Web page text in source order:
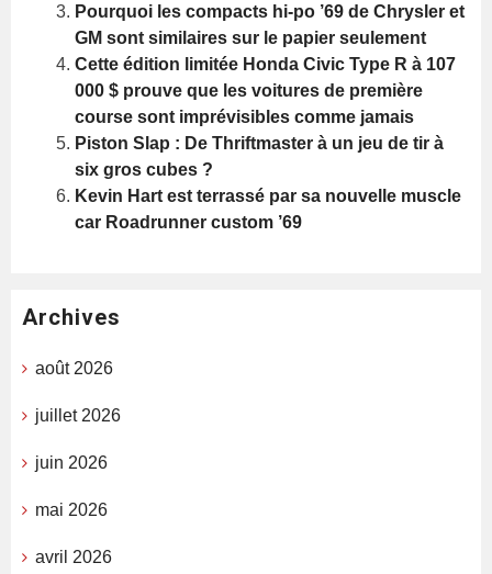
Pourquoi les compacts hi-po ’69 de Chrysler et
GM sont similaires sur le papier seulement
Cette édition limitée Honda Civic Type R à 107
000 $ prouve que les voitures de première
course sont imprévisibles comme jamais
Piston Slap : De Thriftmaster à un jeu de tir à
six gros cubes ?
Kevin Hart est terrassé par sa nouvelle muscle
car Roadrunner custom ’69
Archives
août 2026
juillet 2026
juin 2026
mai 2026
avril 2026